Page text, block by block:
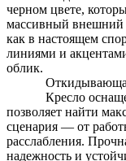
черном цвете,
массивный внешний
как в настоящем
линиями и
облик.
Кресло оснащено
позволяет найти
сценария — от
расслабления.
надежность и